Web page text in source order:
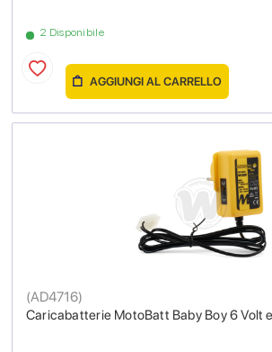
2 Disponibile
AGGIUNGI AL CARRELLO
Caricabatterie MotoBatt Baby Boy 6 Volt
(AD4716)